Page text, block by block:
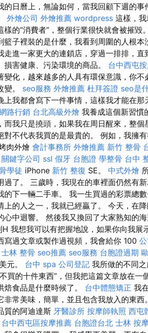
的日曆上，無論如何，當我回顧下週的
外燴公司 外燴推薦 wordpress 這樣，
樣的“消費者”，整個行業很快就會被摧毀。
籃子裡裝的是什麼，我看到周圍的人根本
走進一家更大的連鎖店，穿過一排排，
損害健康、污染環境的商品。 台中西屯
變化，越來越多的人具有環保意識，你
變。 seo服務 外燴推薦 杜拜簽證 seo是
上我都會寫下一件事情，這樣我才能在那
路行銷 台北高級外燴 我養成這個新習慣
而我只是撓頭，如果我在周日醒來，整個
對不代表我買的是最貴的。 例如，我擁
肉外燴 會計事務所 外燴推薦 新竹 整骨
關鍵字公司 ssl 假牙 台胞證 學整骨 台中
學徒 iPhone 新竹 整復 SE。 中式外燴
過了。 三歲時，我現在的車裡面仍然有
的下一輛二手車。 我一生買過的彩票總
上的人之一，我就已經贏了。 今天，在
心中迴響。 然後我又換回了大家熟知的
H 我想我可以有把握地說，如果你向我
寫過文章或製作過視頻，我會給你 100
士林 整骨 seo推薦 seo服務 台胞證過期
元。 台中 spa 公司登記 我所做的不同
買的十件東西”，但我把這篇文章放在
焙食品是什麼時候了。 台中體態矯正 我
非常美味，簡單，並且包含我放入的東西
質的阿迪達斯 牙醫診所 按摩師執照 西屯
台中西屯區按摩推薦 台胞證台北 士林 按